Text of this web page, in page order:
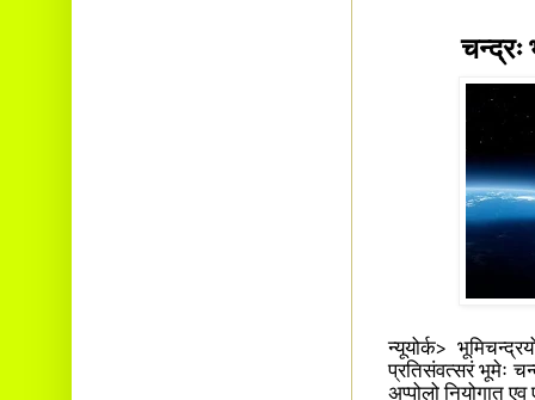
चन्द्रः
न्यूयोर्क>
प्रतिसंवत्सरं भूमेः
अप्पोलो नियोगात् एव